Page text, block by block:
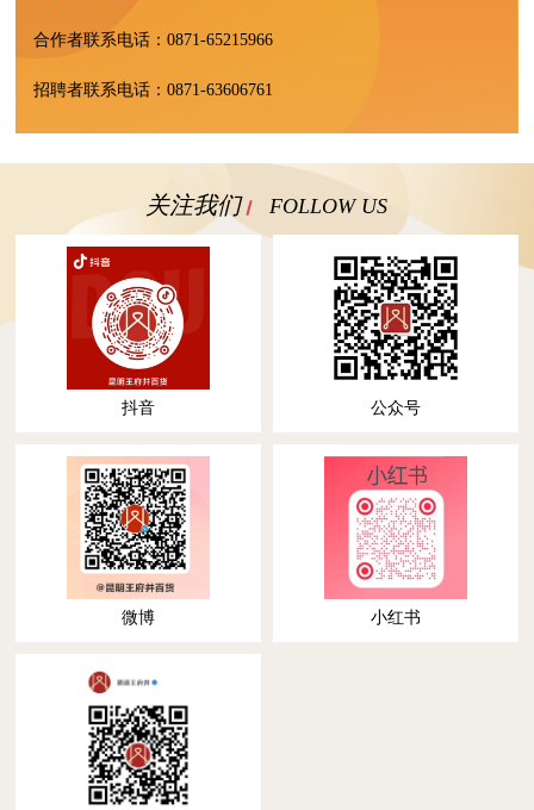
合作者联系电话：0871-65215966
招聘者联系电话：0871-63606761
关注我们 FOLLOW US
抖音 公众号
微博 小红书